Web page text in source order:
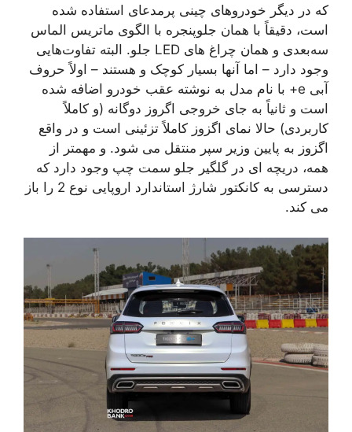
که در دیگر خودروهای چینی پرمدعای استفاده شده
است، دقیقاً با همان جلوپنجره با الگوی ماتریس الماس
سه‌بعدی و همان چراغ های LED جلو. البته تفاوت‌هایی
وجود دارد – اما آنها بسیار کوچک و هستند – اولاً حروف
آبی e+ با نام مدل به نوشته عقب خودرو اضافه شده
است و ثانیاً به جای خروجی اگروز دوگانه (و کاملاً
کاربردی) حالا نمای اگزوز کاملاً تزئینی است و در واقع
اگزوز به پایین وزیر سپر منتقل می شود. و مهمتر از
همه، دریچه ای در گلگیر جلو سمت چپ وجود دارد که
دسترسی به کانکتور شارژ استاندارد اروپایی نوع 2 را باز
می کند.